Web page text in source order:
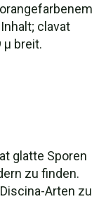
clavat
µ breit.
glatte Sporen
zu finden.
Arten zu